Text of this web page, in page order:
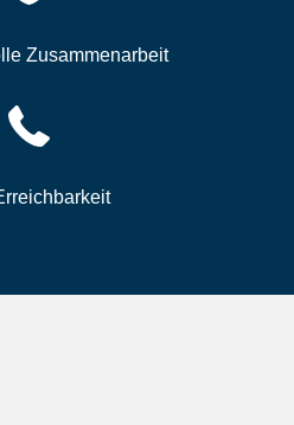
Zusammenarbeit